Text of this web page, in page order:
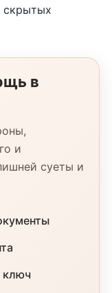
скрытых
в
и
суеты и
ключ